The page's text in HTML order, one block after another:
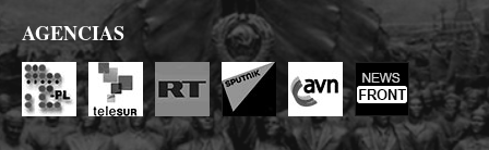
AGENCIAS